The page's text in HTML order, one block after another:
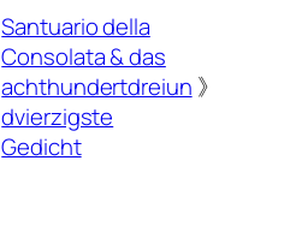
Santuario della
Consolata & das
achthundertdreiun
dvierzigste
Gedicht
》